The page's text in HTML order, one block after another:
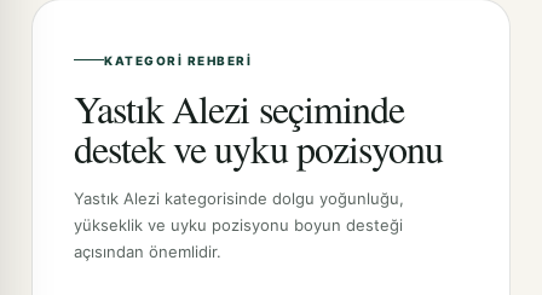
KATEGORI REHBERI
Yastık Alezi seçiminde
destek ve uyku pozisyonu
Yastık Alezi kategorisinde dolgu yoğunluğu,
yükseklik ve uyku pozisyonu boyun desteği
açısından önemlidir.